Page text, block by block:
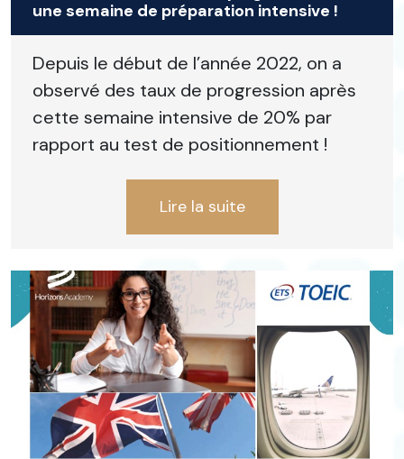
une semaine de préparation intensive !
Depuis le début de l’année 2022, on a
observé des taux de progression après
cette semaine intensive de 20% par
rapport au test de positionnement !
Lire la suite